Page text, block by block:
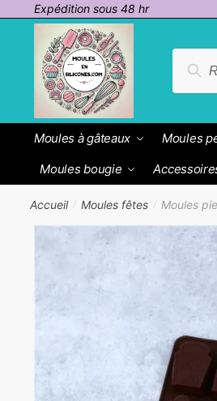
Passer
navigation
contenu
Expédition sous 48 hr
pour :
Moules à gâteaux Moules
Moules bougie
Accueil / Moules fêtes / Moules